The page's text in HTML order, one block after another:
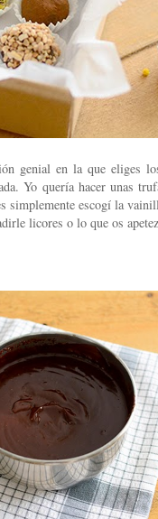
genial en la que eliges
Yo quería hacer unas
simplemente escogí la
licores o lo que os